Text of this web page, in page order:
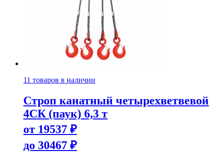
11 товаров в наличии
Строп канатный четырехветвевой
4СК (паук) 6,3 т
от 19537 ₽
до 30467 ₽